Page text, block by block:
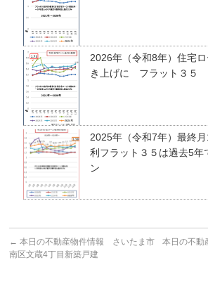
2026年（令和8年）住宅ロ
き上げに フラット３５
2025年（令和7年）最終
利フラット３５は過去5年
ン
← 本日の不動産物件情報 さいたま市
南区文蔵4丁目新築戸建
本日の不